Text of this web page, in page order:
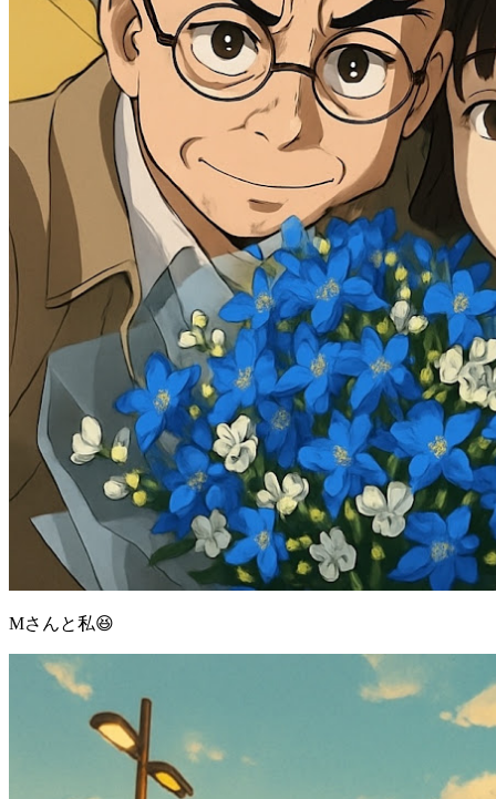
Mさんと私😆